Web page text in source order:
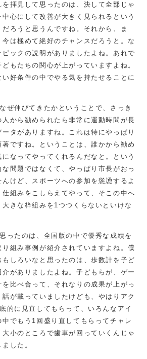
拝見して思ったのは、決して全部じゃ
心にして改善が大きく見られるという
ろうと思うんですね。それから、ま
は極めて絶好のチャンスだろうと。な
ックの説明がありましたよね。あれで
もたちの関心が上がっていますよね。
好条件の中でやる気を持たせることに
ぜ伸びてきたかということで、さっき
から勧められたら非常に運動時間が長
タがありますね。これは特にやっぱり
ですね。ということは、誰かから勧め
なってやってくれるんだなと。という
問題ではなくて、やっぱり市長がおっ
けど、スポーツへの参加を慫慂するよ
仕組みをこしらえてやって、そこの中へ
きな枠組みを1つつくらないといけな
ったのは、全国版の中で優秀な成績を
組み事例が紹介されていますよね。僕
もしろいなと思ったのは、歩数計を子ど
がありましたよね。子どもらが、ゲー
比べ合って、それなりの成果が上がっ
が載っていましたけども、やはりアク
的に見直してもらって、いろんなアイ
でもう1回盛り直してもらってチャレ
小のところで歯車が回っていくんじゃ
した。